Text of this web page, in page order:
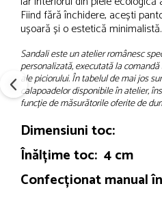
Fiind fără închidere, acești
ușoară și o estetică minimalistă.
Sandali este un atelier românesc
personalizată, executată la
ale piciorului. În tabelul de mai jos
calapoadelor disponibile în atelier,
funcție de măsurătorile oferite de
Dimensiuni toc:
Înălțime toc: 4 cm
Confecționat manual